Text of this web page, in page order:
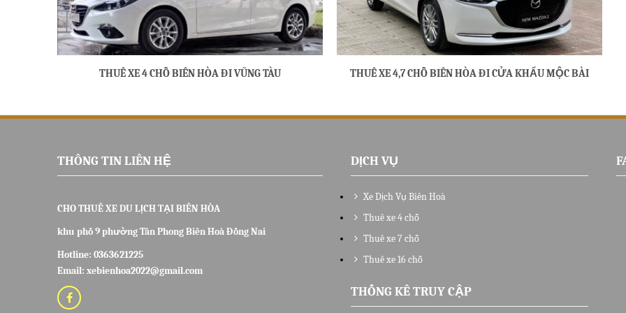
THUÊ XE 4 CHỖ BIÊN HÒA ĐI VŨNG TÀU THUÊ XE 4,7 CHỖ BIÊN HÒA ĐI CỬA KHẨU MỘC BÀI
THÔNG TIN LIÊN HỆ
CHO THUÊ XE DU LỊCH TẠI BIÊN HÒA
khu phố 9 phường Tân Phong Biên Hoà Đồng Nai
Hotline: 0363621225
Email: xebienhoa2022@gmail.com
DỊCH VỤ
Xe Dịch Vụ Biên Hoà
Thuê xe 4 chỗ
Thuê xe 7 chỗ
Thuê xe 16 chỗ
THỐNG KÊ TRUY CẬP